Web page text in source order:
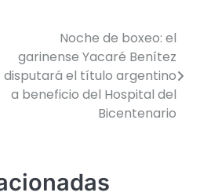
Noche de boxeo: el
garinense Yacaré Benítez
disputará el título argentino
a beneficio del Hospital del
Bicentenario